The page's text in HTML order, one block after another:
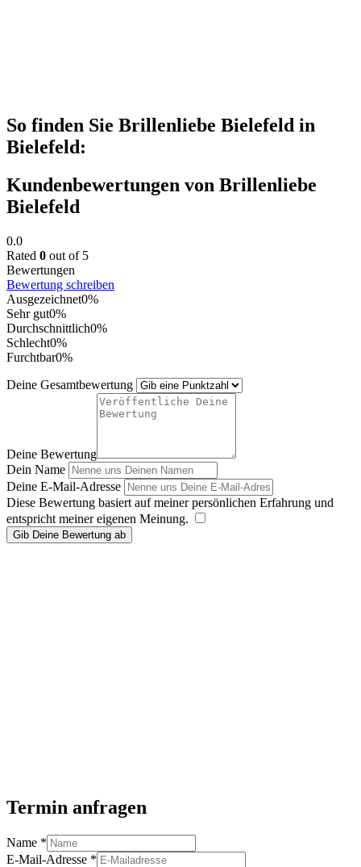
So finden Sie Brillenliebe Bielefeld in
Bielefeld:
Kundenbewertungen von Brillenliebe
Bielefeld
0.0
Rated 0 out of 5
Bewertungen
Bewertung schreiben
Ausgezeichnet0%
Sehr gut0%
Durchschnittlich0%
Schlecht0%
Furchtbar0%
Deine Gesamtbewertung
Deine Bewertung
Dein Name
Deine E-Mail-Adresse
Diese Bewertung basiert auf meiner persönlichen Erfahrung und
entspricht meiner eigenen Meinung.
Gib Deine Bewertung ab
Termin anfragen
Name *
E-Mail-Adresse *